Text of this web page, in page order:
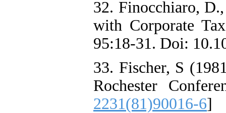
32. Finocchiaro,
with Corporate
95:18-31. Doi:
33. Fischer, S
Rochester
2231(81)90016-6]